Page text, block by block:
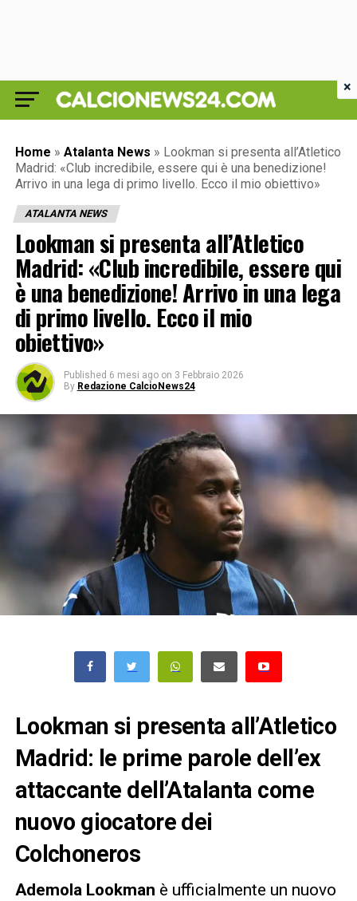
Home » Atalanta News » Lookman si presenta all’Atletico
Madrid: «Club incredibile, essere qui è una benedizione!
Arrivo in una lega di primo livello. Ecco il mio obiettivo»
ATALANTA NEWS
Lookman si presenta all’Atletico
Madrid: «Club incredibile, essere qui
è una benedizione! Arrivo in una lega
di primo livello. Ecco il mio
obiettivo»
Published 6 mesi ago on 3 Febbraio 2026
By Redazione CalcioNews24
Lookman si presenta all’Atletico
Madrid: le prime parole dell’ex
attaccante dell’Atalanta come
nuovo giocatore dei
Colchoneros
Ademola Lookman è ufficialmente un nuovo
×